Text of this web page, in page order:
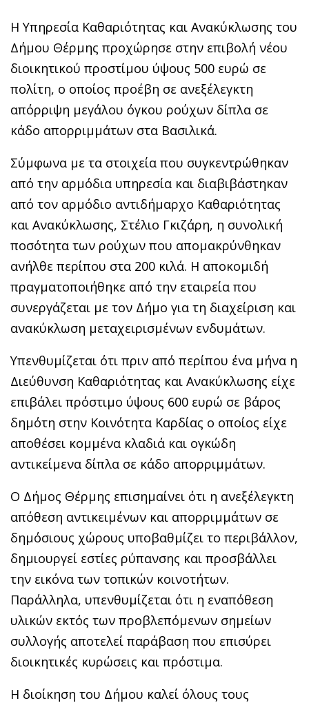
Η Υπηρεσία Καθαριότητας και Ανακύκλωσης του
Δήμου Θέρμης προχώρησε στην επιβολή νέου
διοικητικού προστίμου ύψους 500 ευρώ σε
πολίτη, ο οποίος προέβη σε ανεξέλεγκτη
απόρριψη μεγάλου όγκου ρούχων δίπλα σε
κάδο απορριμμάτων στα Βασιλικά.
Σύμφωνα με τα στοιχεία που συγκεντρώθηκαν
από την αρμόδια υπηρεσία και διαβιβάστηκαν
από τον αρμόδιο αντιδήμαρχο Καθαριότητας
και Ανακύκλωσης, Στέλιο Γκιζάρη, η συνολική
ποσότητα των ρούχων που απομακρύνθηκαν
ανήλθε περίπου στα 200 κιλά. Η αποκομιδή
πραγματοποιήθηκε από την εταιρεία που
συνεργάζεται με τον Δήμο για τη διαχείριση και
ανακύκλωση μεταχειρισμένων ενδυμάτων.
Υπενθυμίζεται ότι πριν από περίπου ένα μήνα η
Διεύθυνση Καθαριότητας και Ανακύκλωσης είχε
επιβάλει πρόστιμο ύψους 600 ευρώ σε βάρος
δημότη στην Κοινότητα Καρδίας ο οποίος είχε
αποθέσει κομμένα κλαδιά και ογκώδη
αντικείμενα δίπλα σε κάδο απορριμμάτων.
Ο Δήμος Θέρμης επισημαίνει ότι η ανεξέλεγκτη
απόθεση αντικειμένων και απορριμμάτων σε
δημόσιους χώρους υποβαθμίζει το περιβάλλον,
δημιουργεί εστίες ρύπανσης και προσβάλλει
την εικόνα των τοπικών κοινοτήτων.
Παράλληλα, υπενθυμίζεται ότι η εναπόθεση
υλικών εκτός των προβλεπόμενων σημείων
συλλογής αποτελεί παράβαση που επισύρει
διοικητικές κυρώσεις και πρόστιμα.
Η διοίκηση του Δήμου καλεί όλους τους